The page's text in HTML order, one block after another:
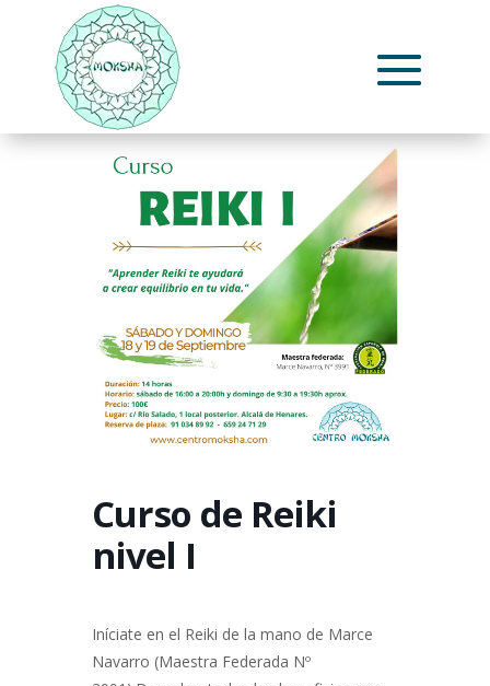
Curso de Reiki
nivel I
Iníciate en el Reiki de la mano de Marce
Navarro (Maestra Federada Nº